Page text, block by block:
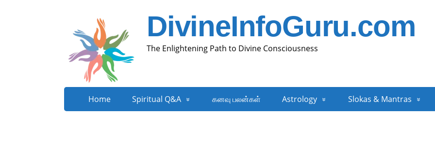
DivineInfoGuru.com
The Enlightening Path to Divine Consciousness
Home Spiritual Q&A கனவு பலன்கள் Astrology Slokas & Mantras